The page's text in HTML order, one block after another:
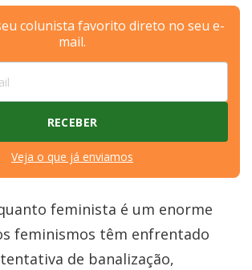
colunista favorito direto no seu e-
mail.
Veja o que já enviamos
feminista é um enorme
feminismos têm enfrentado
de banalização,